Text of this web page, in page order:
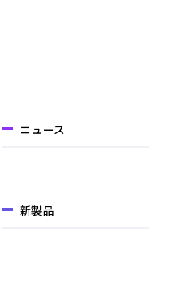
ニュース
新製品